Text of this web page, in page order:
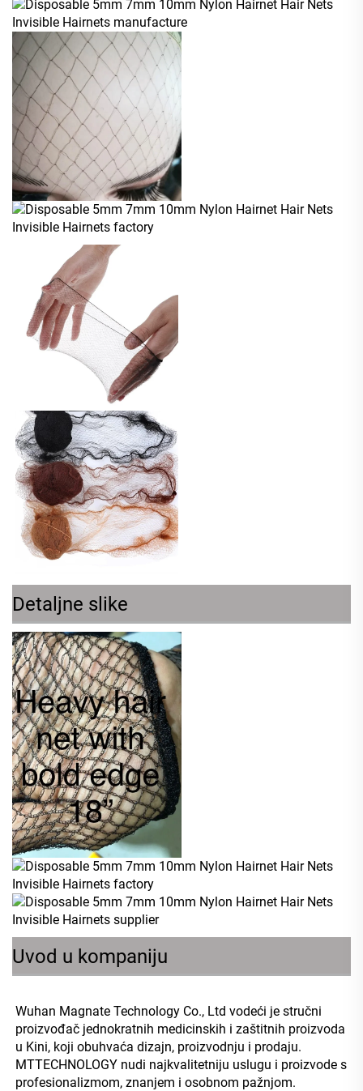
Detaljne slike
Uvod u kompaniju
Wuhan Magnate Technology Co., Ltd vodeći je stručni
proizvođač jednokratnih medicinskih i zaštitnih proizvoda
u Kini, koji obuhvaća dizajn, proizvodnju i prodaju.
MTTECHNOLOGY nudi najkvalitetniju uslugu i proizvode s
profesionalizmom, znanjem i osobnom pažnjom.